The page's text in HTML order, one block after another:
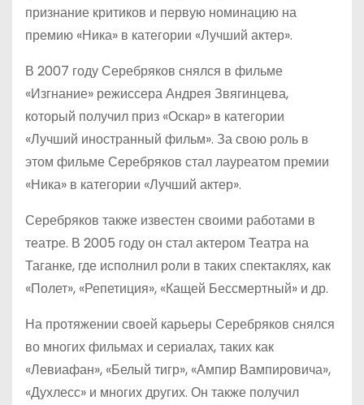
признание критиков и первую номинацию на
премию «Ника» в категории «Лучший актер».
В 2007 году Серебряков снялся в фильме
«Изгнание» режиссера Андрея Звягинцева,
который получил приз «Оскар» в категории
«Лучший иностранный фильм». За свою роль в
этом фильме Серебряков стал лауреатом премии
«Ника» в категории «Лучший актер».
Серебряков также известен своими работами в
театре. В 2005 году он стал актером Театра на
Таганке, где исполнил роли в таких спектаклях, как
«Полет», «Репетиция», «Кащей Бессмертный» и др.
На протяжении своей карьеры Серебряков снялся
во многих фильмах и сериалах, таких как
«Левиафан», «Белый тигр», «Ампир Вампировича»,
«Духлесс» и многих других. Он также получил